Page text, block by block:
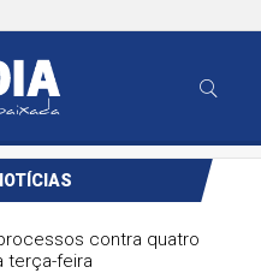
e devedores de
esportivos